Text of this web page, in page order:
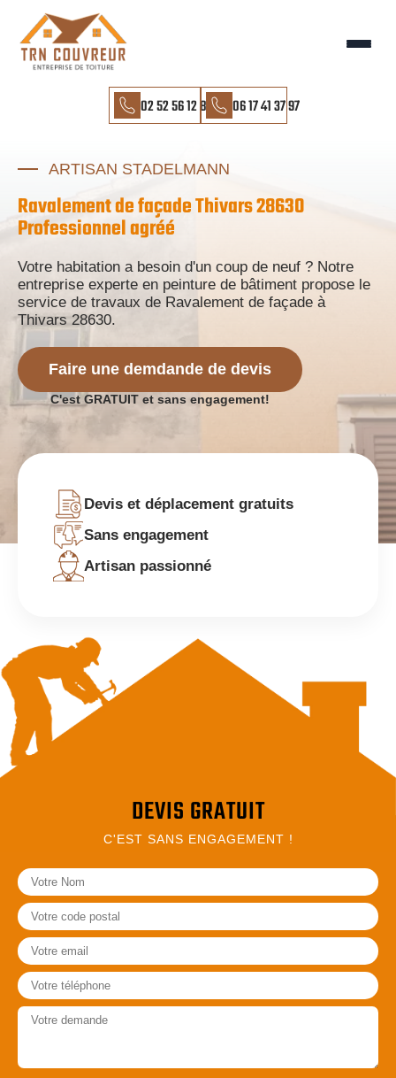
02 52 56 12 85 06 17 41 37 97
ARTISAN STADELMANN
Ravalement de façade Thivars 28630
Professionnel agréé
Votre habitation a besoin d'un coup de neuf ? Notre
entreprise experte en peinture de bâtiment propose le
service de travaux de Ravalement de façade à
Thivars 28630.
Faire une demdande de devis
C'est GRATUIT et sans engagement!
Devis et déplacement gratuits
Sans engagement
Artisan passionné
DEVIS GRATUIT
C'EST SANS ENGAGEMENT !